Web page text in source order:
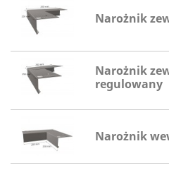
Narożnik
Narożnik
regulowany
Narożnik